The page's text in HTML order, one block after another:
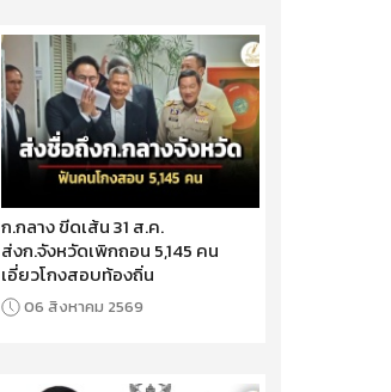
ก.กลาง ขีดเส้น 31 ส.ค.
ส่งก.จังหวัดเพิกถอน 5,145 คน
เอี่ยวโกงสอบท้องถิ่น
06 สิงหาคม 2569